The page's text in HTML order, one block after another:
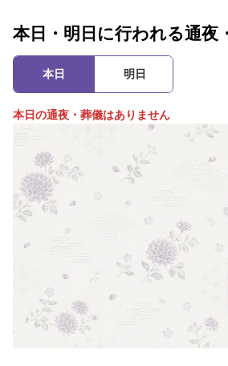
本日・明日に行われる通夜
本日 明日
本日の通夜・葬儀はありません